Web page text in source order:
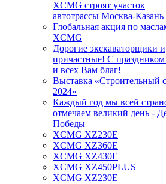
XCMG строят участок
автотрассы Москва-Казань
Глобальная акция по
XCMG
Дорогие экскаваторщики и
причастные! С
и всех Вам благ!
Выставка «Строительный
2024»
Каждый год мы всей
отмечаем великий день -
Победы
XCMG XZ230E
XCMG XZ360E
XCMG XZ430E
XCMG XZ450PLUS
XCMG XZ230E